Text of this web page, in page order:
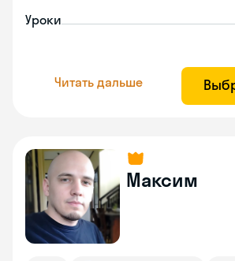
Уроки
Читать дальше
Максим